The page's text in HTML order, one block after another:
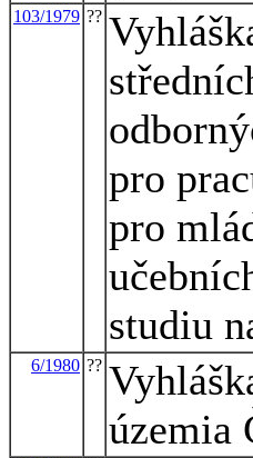
103/1979 ??
pro
pro
studiu
6/1980 ??
územia